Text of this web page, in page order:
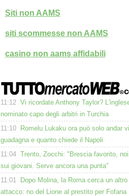
Siti non AAMS
siti scommesse non AAMS
casino non aams affidabili
11:12 Vi ricordate Anthony Taylor?
nominato capo degli arbitri in Turchia
11:10
Romelu Lukaku ora può solo andar
guadagna e quanto chiede il Napoli
11:04 Trento, Zocchi: "Brescia favorito,
sui giovani. Serve ancora una punta"
11:01
Dopo Molina, la Roma cerca un
attacco: no del Lione al prestito per Fofana